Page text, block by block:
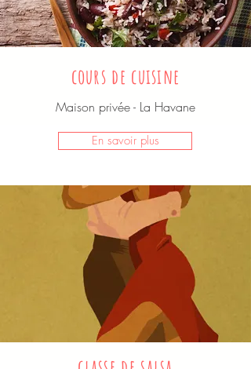
cours de cuisine
Maison privée - La Havane
En savoir plus